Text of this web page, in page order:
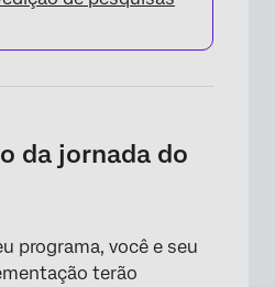
da jornada do
programa, você e seu
terão